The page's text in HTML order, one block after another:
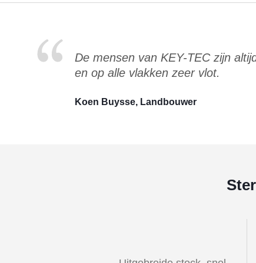
De mensen van KEY-TEC zijn
en op alle vlakken zeer vlot.
Koen Buysse, Landbouwer